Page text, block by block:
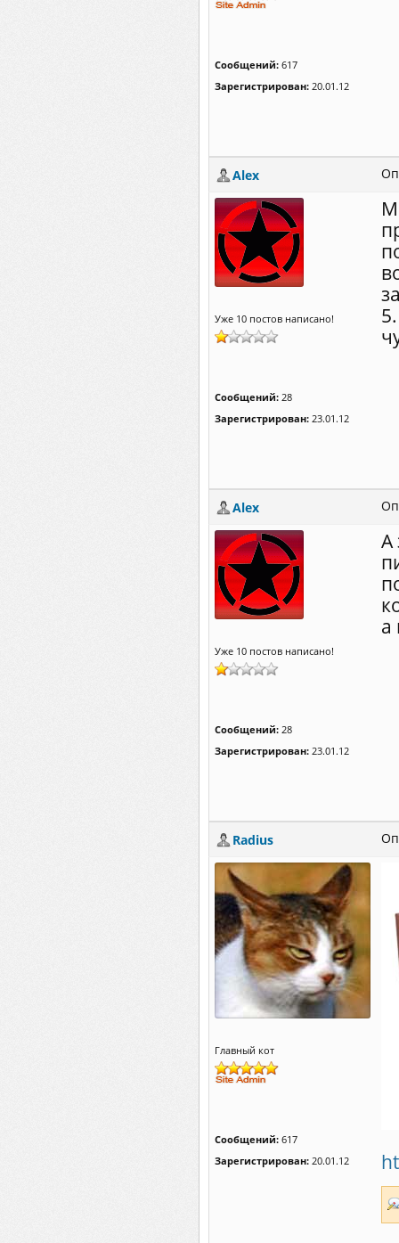
Сообщений: 617
Зарегистрирован: 20.01.12
Alex
Уже 10 постов написано!
Сообщений: 28
Зарегистрирован: 23.01.12
Alex
Уже 10 постов написано!
Сообщений: 28
Зарегистрирован: 23.01.12
А
а
Radius
Главный кот
Сообщений: 617
Зарегистрирован: 20.01.12